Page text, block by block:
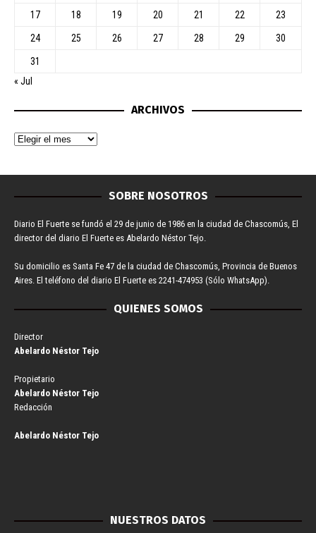
17 18 19 20 21 22 23
24 25 26 27 28 29 30
31
« Jul
ARCHIVOS
SOBRE NOSOTROS
Diario El Fuerte se fundó el 29 de junio de 1986 en la ciudad de Chascomús, El
director del diario El Fuerte es Abelardo Néstor Tejo.
Su domicilio es Santa Fe 47 de la ciudad de Chascomús, Provincia de Buenos
Aires. El teléfono del diario El Fuerte es 2241-474953 (Sólo WhatsApp).
QUIENES SOMOS
Director
Abelardo Néstor Tejo
Propietario
Abelardo Néstor Tejo
Redacción
Abelardo Néstor Tejo
NUESTROS DATOS